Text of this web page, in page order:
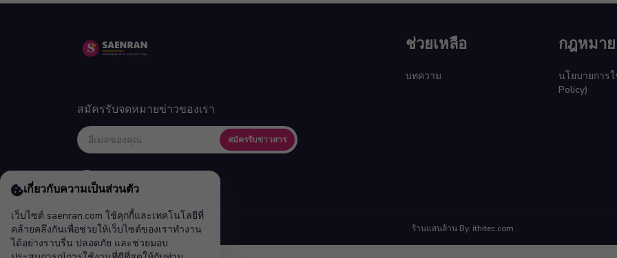
เกี่ยวกับความเป็นส่วนตัว
เว็บไซต์ saenran.com ใช้คุกกี้และเทคโนโลยีที่
คล้ายคลึงกันเพื่อช่วยให้เว็บไซต์ของเราทำงาน
ได้อย่างราบรื่น ปลอดภัย และช่วยมอบ
สมัครรับจดหมายข่าวของเรา
สมัครรับข่าวสาร
ช่วยเหลือ
บทความ
กฎหมาย
นโยบายการ
Policy)
ร้านแสนล้าน By. ithitec.com